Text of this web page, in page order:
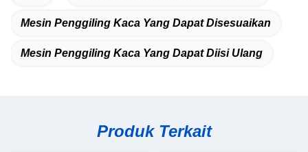
Mesin Penggiling Kaca Yang Dapat Disesuaikan
Mesin Penggiling Kaca Yang Dapat Diisi Ulang
Produk Terkait